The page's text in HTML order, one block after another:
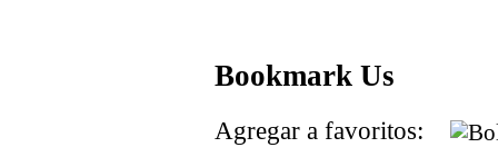
Bookmark Us
Agregar a favoritos: